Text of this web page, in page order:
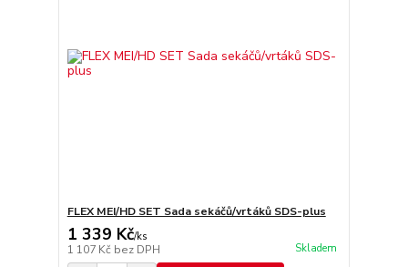
FLEX MEI/HD SET Sada sekáčů/vrtáků SDS-plus
1 339 Kč/ks
1 107 Kč bez DPH Skladem